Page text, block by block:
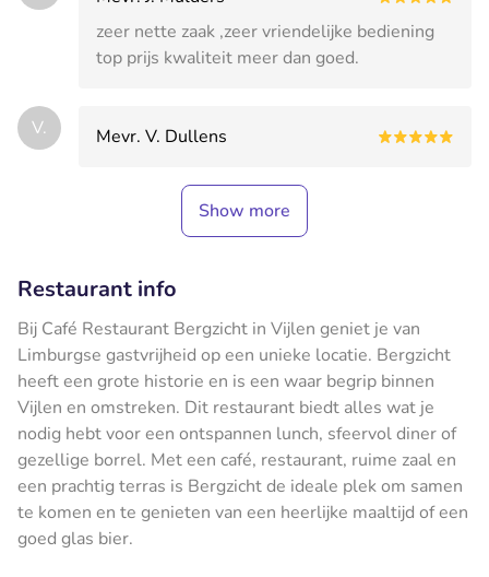
zeer nette zaak ,zeer vriendelijke bediening
top prijs kwaliteit meer dan goed.
V. Mevr. V. Dullens
Show more
Restaurant info
Bij Café Restaurant Bergzicht in Vijlen geniet je van
Limburgse gastvrijheid op een unieke locatie. Bergzicht
heeft een grote historie en is een waar begrip binnen
Vijlen en omstreken. Dit restaurant biedt alles wat je
nodig hebt voor een ontspannen lunch, sfeervol diner of
gezellige borrel. Met een café, restaurant, ruime zaal en
een prachtig terras is Bergzicht de ideale plek om samen
te komen en te genieten van een heerlijke maaltijd of een
goed glas bier.